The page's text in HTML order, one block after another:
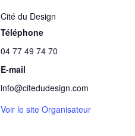
Cité du Design
Téléphone
04 77 49 74 70
E-mail
info@citedudesign.com
Voir le site Organisateur